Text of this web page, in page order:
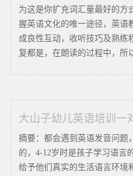
为这是你扩充词汇量最好的方
握英语文化的唯一途径，英语
成良性互动，收听技巧及熟练
复都是，在朗读的过程中，所
大山子幼儿英语培训一
摘要：都会遇到英语发音问题
的，4-12岁时是孩子学习语言
给予他们真实的生活语言环境